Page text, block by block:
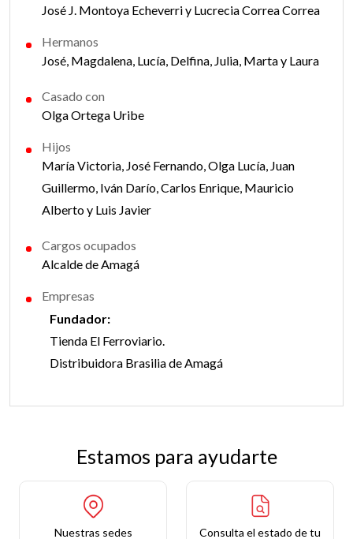
José J. Montoya Echeverri y Lucrecia Correa Correa
Hermanos
José, Magdalena, Lucía, Delfina, Julia, Marta y Laura
Casado con
Olga Ortega Uribe
Hijos
María Victoria, José Fernando, Olga Lucía, Juan
Guillermo, Iván Darío, Carlos Enrique, Mauricio
Alberto y Luis Javier
Cargos ocupados
Alcalde de Amagá
Empresas
Fundador:
Tienda El Ferroviario.
Distribuidora Brasilia de Amagá
Estamos para ayudarte
Nuestras sedes
Consulta el estado de tu